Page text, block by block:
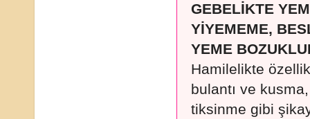
GEBELİKTE
YİYEMEME,
YEME
Hamilelikte
bulantı ve
tiksinme gibi